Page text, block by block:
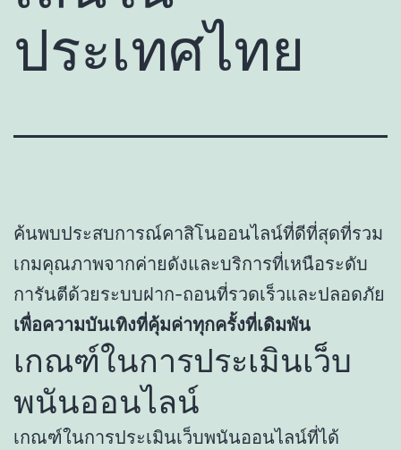
ประเทศไทย
ค้นพบประสบการณ์คาสิโนออนไลน์ที่ดีที่สุดที่รวม
เกมคุณภาพจากค่ายดังและบริการที่เหนือระดับ
การันตีด้วยระบบฝาก-ถอนที่รวดเร็วและปลอดภัย
เพื่อความบันเทิงที่คุ้มค่าทุกครั้งที่เดิมพัน
เกณฑ์ในการประเมินเว็บ
พนันออนไลน์
เกณฑ์ในการประเมินเว็บพนันออนไลน์ที่ได้